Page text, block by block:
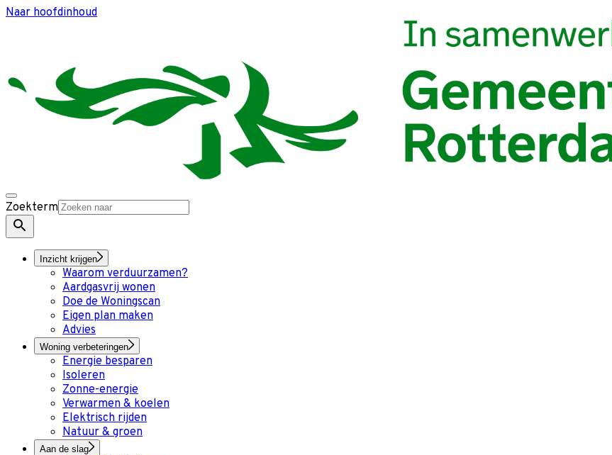
Naar hoofdinhoud
Zoekterm
Inzicht krijgen
Waarom verduurzamen?
Aardgasvrij wonen
Doe de Woningscan
Eigen plan maken
Advies
Woning verbeteringen
Energie besparen
Isoleren
Zonne-energie
Verwarmen & koelen
Elektrisch rijden
Natuur & groen
Aan de slag